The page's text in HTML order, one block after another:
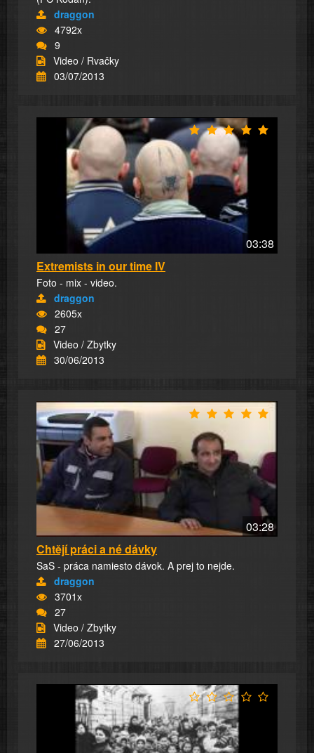
draggon
4792x
9
Video / Rvačky
03/07/2013
03:38
Extremists in our time IV
Foto - mix - video.
draggon
2605x
27
Video / Zbytky
30/06/2013
03:28
Chtějí práci a né dávky
SaS - práca namiesto dávok. A prej to nejde.
draggon
3701x
27
Video / Zbytky
27/06/2013